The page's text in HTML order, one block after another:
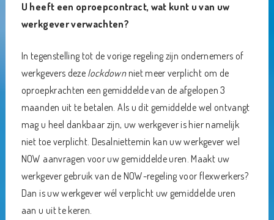
U heeft een oproepcontract, wat kunt u van uw
werkgever verwachten?
In tegenstelling tot de vorige regeling zijn ondernemers of
werkgevers deze lockdownniet meer verplicht om de
oproepkrachten een gemiddelde van de afgelopen 3
maanden uit te betalen. Als u dit gemiddelde wel ontvangt
mag u heel dankbaar zijn, uw werkgever is hier namelijk
niet toe verplicht. Desalniettemin kan uw werkgever wel
NOW aanvragen voor uw gemiddelde uren. Maakt uw
werkgever gebruik van de NOW-regeling voor flexwerkers?
Dan is uw werkgever wél verplicht uw gemiddelde uren
aan u uit te keren.